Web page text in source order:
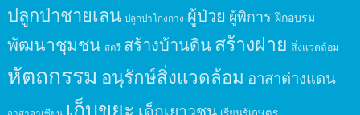
ปลูกป่าชายเลน ปลูกป่าโกงกาง ผู้ป่วย ผู้พิการ ฝึกอบรม
พัฒนาชุมชน สตรี สร้างบ้านดินสร้างฝาย สิ่งแวดล้อม
หัตถกรรม อนุรักษ์สิ่งแวดล้อม อาสาต่างแดน
เก็บขยะ เด็กเยาวชน